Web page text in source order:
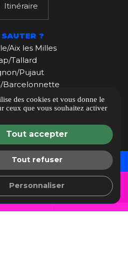
TARIFS
calendar_month
Itinéraire
?
Aix les Milles
Tallard
Pujaut
Barcelonnette
Maroc
Calédonie
des cookies et vous donne le
ceux que vous souhaitez activer
Tout accepter
Tout refuser
Personnaliser